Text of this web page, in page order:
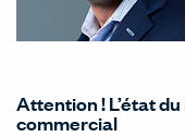
Attention ! L’état
commercial